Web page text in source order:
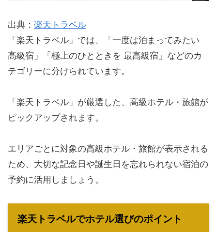
出典： 楽天トラベル
「楽天トラベル」では、「一度は泊まってみたい
高級宿」「極上のひとときを 最高級宿」などのカ
テゴリーに分けられています。
「楽天トラベル」が厳選した、高級ホテル・旅館が
ピックアップされます。
エリアごとに対象の高級ホテル・旅館が表示される
ため、大切な記念日や誕生日を忘れられない宿泊の
予約に活用しましょう。
楽天トラベルでホテル選びのポイント